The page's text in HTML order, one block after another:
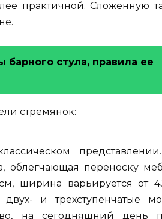
практичной. Сложенную
стула, правила ее
стремянок:
облегчающая переноску
ширина варьируется от
двух- и трехступенчатые
на сегодняшний день